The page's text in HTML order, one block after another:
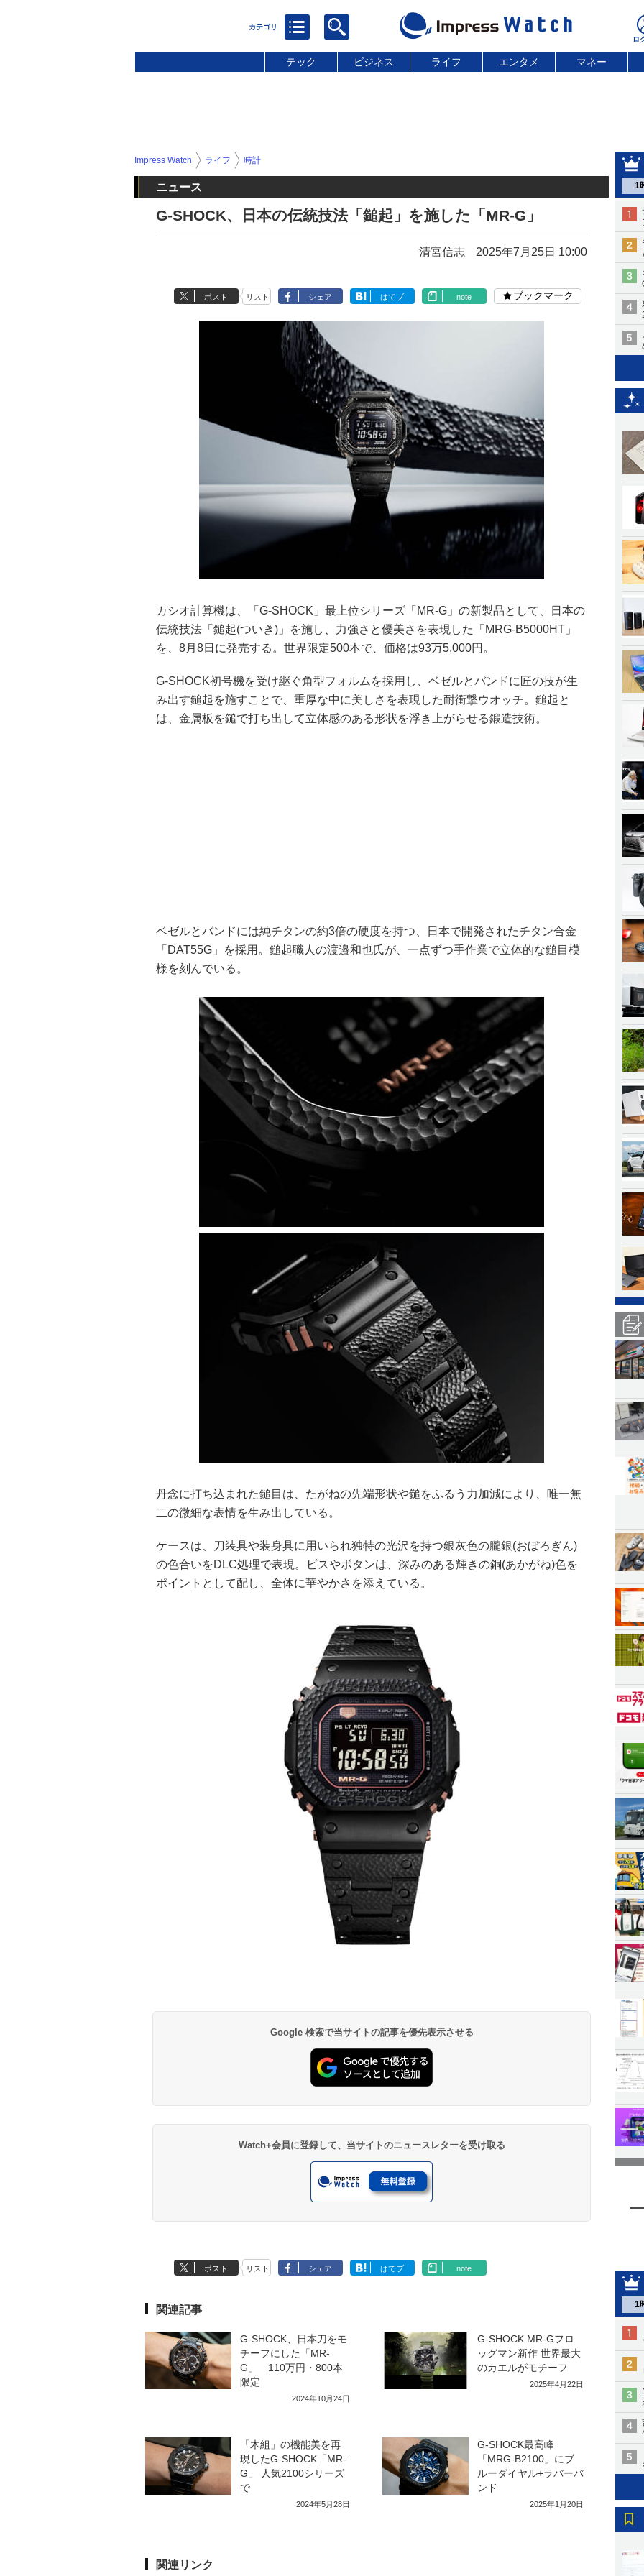
テック ビジネス ライフ エンタメ マネー
1
1
Impress Watch ライフ 時計
ニュース
G-SHOCK、日本の伝統技法「鎚起」を施した「MR-G」
清宮信志 2025年7月25日 10:00
ポスト リスト シェア はてブ note ブックマーク
カシオ計算機は、「G-SHOCK」最上位シリーズ「MR-G」の新製品として、日本の
伝統技法「鎚起(ついき)」を施し、力強さと優美さを表現した「MRG-B5000HT」
を、8月8日に発売する。世界限定500本で、価格は93万5,000円。
G-SHOCK初号機を受け継ぐ角型フォルムを採用し、ベゼルとバンドに匠の技が生
み出す鎚起を施すことで、重厚な中に美しさを表現した耐衝撃ウオッチ。鎚起と
は、金属板を鎚で打ち出して立体感のある形状を浮き上がらせる鍛造技術。
ベゼルとバンドには純チタンの約3倍の硬度を持つ、日本で開発されたチタン合金
「DAT55G」を採用。鎚起職人の渡邉和也氏が、一点ずつ手作業で立体的な鎚目模
様を刻んでいる。
丹念に打ち込まれた鎚目は、たがねの先端形状や鎚をふるう力加減により、唯一無
二の微細な表情を生み出している。
ケースは、刀装具や装身具に用いられ独特の光沢を持つ銀灰色の朧銀(おぼろぎん)
の色合いをDLC処理で表現。ビスやボタンは、深みのある輝きの銅(あかがね)色を
ポイントとして配し、全体に華やかさを添えている。
Google 検索で当サイトの記事を優先表示させる
Watch+会員に登録して、当サイトのニュースレターを受け取る
ポスト リスト シェア はてブ note
関連記事
G-SHOCK、日本刀をモ
チーフにした「MR-
G」 110万円・800本
限定
2024年10月24日
G-SHOCK MR-Gフロ
ッグマン新作 世界最大
のカエルがモチーフ
2025年4月22日
「木組」の機能美を再
現したG-SHOCK「MR-
G」 人気2100シリーズ
で
2024年5月28日
G-SHOCK最高峰
「MRG-B2100」にブ
ルーダイヤル+ラバーバ
ンド
2025年1月20日
関連リンク